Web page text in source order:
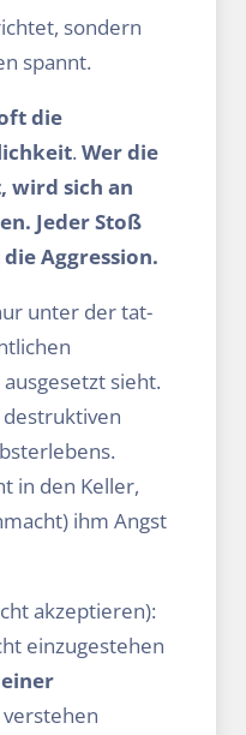
sondern
spannt.
die
. Wer die
wird sich an
Jeder Stoß
Aggression.
unter der tat­
sieht.
in den Keller,
ihm Angst
akzeptieren):
einzugestehen
verstehen